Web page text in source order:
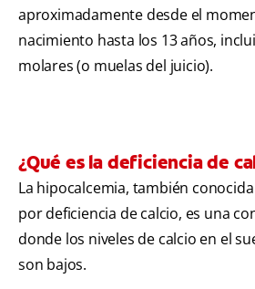
aproximadamente desde el
nacimiento hasta los 13 años,
molares (o muelas del juicio).
¿Qué es la deficiencia de
La hipocalcemia, también
por deficiencia de calcio, es una
donde los niveles de calcio en el
son bajos.